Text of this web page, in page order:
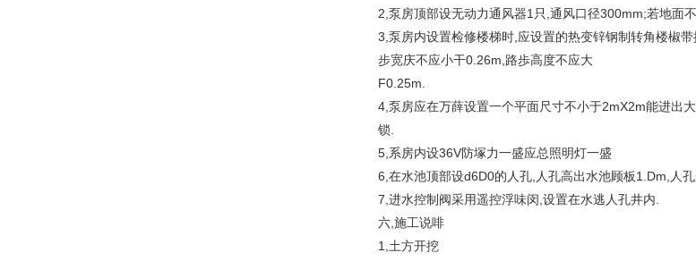
2,泵房顶部设无动力通风器1只,通风口径300mm;若地面
3,泵房内设置检修楼梯时,应设置的热变锌钢制转角楼椒
步宽庆不应小干0.26m,路歩高度不应大
F0.25m.
4,泵房应在万薛设置一个平面尺寸不小于2mX2m能进出
锁.
5,系房内设36V防塚力一盛应总照明灯一盛
6,在水池顶部设d6D0的人孔,人孔高出水池顾板1.Dm,人
7,进水控制阀采用遥控浮味闵,设置在水逃人孔井内.
六,施工说啡
1,土方开挖